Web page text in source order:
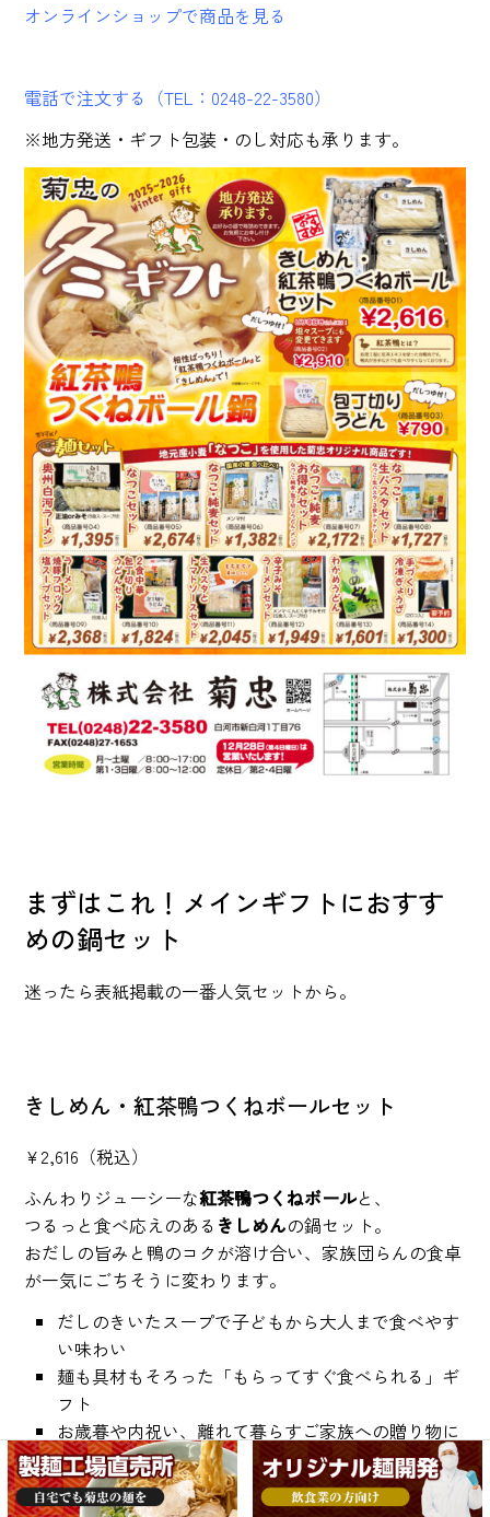
オンラインショップで商品を見る
電話で注文する（TEL：0248-22-3580）
※地方発送・ギフト包装・のし対応も承ります。
まずはこれ！メインギフトにおすす
めの鍋セット
迷ったら表紙掲載の一番人気セットから。
きしめん・紅茶鴨つくねボールセット
¥2,616（税込）
ふんわりジューシーな紅茶鴨つくねボールと、
つるっと食べ応えのある きしめんの鍋セット。
おだしの旨みと鴨のコクが溶け合い、家族団らんの食卓
が一気にごちそうに変わります。
だしのきいたスープで子どもから大人まで食べやす
い味わい
麺も具材もそろった「もらってすぐ食べられる」ギ
フト
お歳暮や内祝い、離れて暮らすご家族への贈り物に
おすすめ
商品番号 02